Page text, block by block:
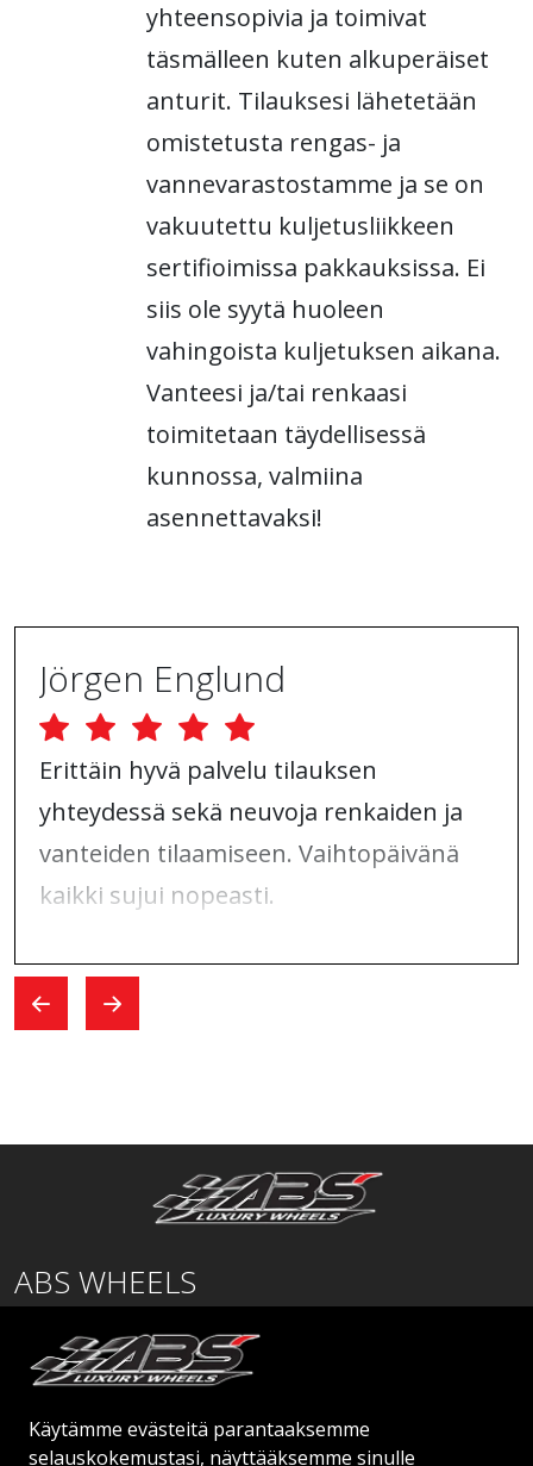
Käytämme evästeitä parantaaksemme
selauskokemustasi, näyttääksemme sinulle
yhteensopivia ja toimivat
täsmälleen kuten alkuperäiset
anturit. Tilauksesi lähetetään
omistetusta rengas- ja
vannevarastostamme ja se on
vakuutettu kuljetusliikkeen
sertifioimissa pakkauksissa. Ei
siis ole syytä huoleen
vahingoista kuljetuksen aikana.
Vanteesi ja/tai renkaasi
toimitetaan täydellisessä
kunnossa, valmiina
asennettavaksi!
Jörgen Englund
Erittäin hyvä palvelu tilauksen
yhteydessä sekä neuvoja renkaiden ja
vanteiden tilaamiseen. Vaihtopäivänä
kaikki sujui nopeasti.
ABS WHEELS
01530 Vantaa
SUOMI
order@abswheels.com